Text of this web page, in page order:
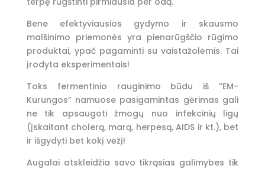
Bene efektyviausios gydymo ir skausmo
malšinimo priemonės yra pienarūgščio rūgimo
produktai, ypač pagaminti su vaistažolėmis. Tai
įrodyta eksperimentais!
Toks fermentinio rauginimo būdu iš “EM-
Kurungos” namuose pasigamintas gėrimas gali
ne tik apsaugoti žmogų nuo infekcinių ligų
(įskaitant cholerą, marą, herpesą, AIDS ir kt.), bet
ir išgydyti bet kokį vėžį!
Augalai atskleidžia savo tikrąsias galimybes tik